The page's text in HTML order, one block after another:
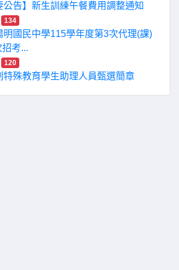
公告】新生訓練午餐費用調整通知
134
明國民中學115學年度第3次代理(課)
考...
120
特殊教育學生助理人員甄選簡章